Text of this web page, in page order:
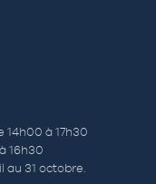
14h00 à 17h30
16h30
au 31 octobre.